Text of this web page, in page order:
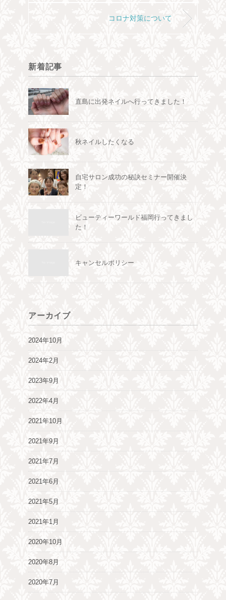
コロナ対策について
新着記事
直島に出発ネイルへ行ってきました！
秋ネイルしたくなる
自宅サロン成功の秘訣セミナー開催決
定！
ビューティーワールド福岡行ってきまし
た！
キャンセルポリシー
アーカイブ
2024年10月
2024年2月
2023年9月
2022年4月
2021年10月
2021年9月
2021年7月
2021年6月
2021年5月
2021年1月
2020年10月
2020年8月
2020年7月